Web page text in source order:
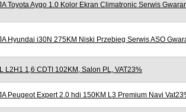
Toyota Aygo 1.0 Kolor Ekran Climatronic Serwis
Hyundai i30N 275KM Niski Przebieg Serwis ASO
L2H1 1,6 CDTI 102KM, Salon PL, VAT23%
Peugeot Expert 2.0 hdi 150KM L3 Premium Navi